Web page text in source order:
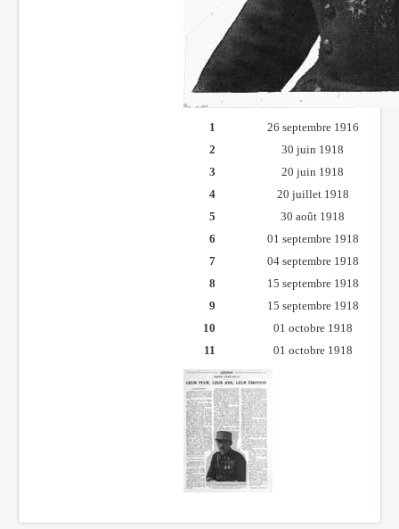
1
26 septembre 1916
2
30 juin 1918
3
20 juin 1918
4
20 juillet 1918
5
30 août 1918
6
01 septembre 1918
7
04 septembre 1918
8
15 septembre 1918
9
15 septembre 1918
10
01 octobre 1918
11
01 octobre 1918